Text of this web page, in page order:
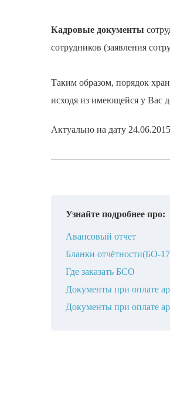
Кадровые документы
сотрудников (заявления
Таким образом, порядок
исходя из имеющейся у Вас
Актуально на дату
Узнайте подробнее про:
Авансовый отчет
Бланки отчётности(БО-
Где заказать БСО
Документы при оплате
Документы при оплате